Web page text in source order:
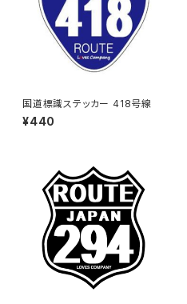
国道標識ステッカー 418号線
¥440